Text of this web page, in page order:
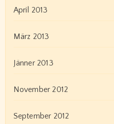
April 2013
März 2013
Jänner 2013
November 2012
September 2012